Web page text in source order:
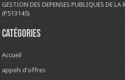
GESTION DES DEPENSES PUBLIQUES DE LA
(P513145)
Catégories
Accueil
appels d'offres